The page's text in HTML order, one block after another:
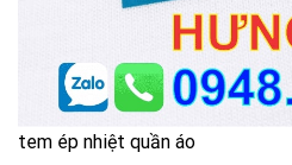
tem ép nhiệt quần áo